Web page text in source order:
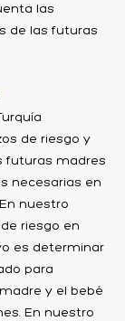
las
de las futuras
de riesgo y
futuras madres
necesarias en
nuestro
riesgo en
es determinar
para
y el bebé
En nuestro